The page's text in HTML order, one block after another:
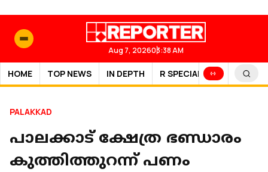
Aug 7, 202603:38 AM
HOME TOP NEWS IN DEPTH R SPECIAL SPORTS
PALAKKAD
പാലക്കാട് ക്ഷേത്ര ഭണ്ഡാരം
കുത്തിത്തുറന്ന് പണം